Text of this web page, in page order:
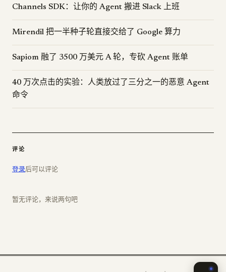
Channels SDK：让你的 Agent 搬进 Slack 上班
Mirendil 把一半种子轮直接交给了 Google 算力
Sapiom 融了 3500 万美元 A 轮，专砍 Agent 账单
40 万次点击的实验：人类放过了三分之一的恶意 Agent
命令
评论
登录后可以评论
暂无评论，来说两句吧